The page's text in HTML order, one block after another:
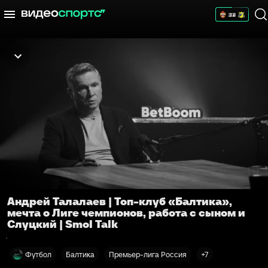
Андрей Талалаев | Топ-клуб «Балтика»,
мечта о Лиге чемпионов, работа с сыном и
Слуцкий | Smol Talk
Футбол Балтика Премьер-лига Россия +7